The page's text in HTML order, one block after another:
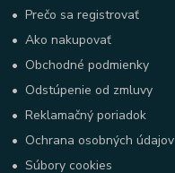
•Prečo sa registrovať
•Ako nakupovať
• Obchodné podmienky
• Odstúpenie od zmluvy
•Reklamačný poriadok
• Ochrana osobných údajov
•Súbory cookies